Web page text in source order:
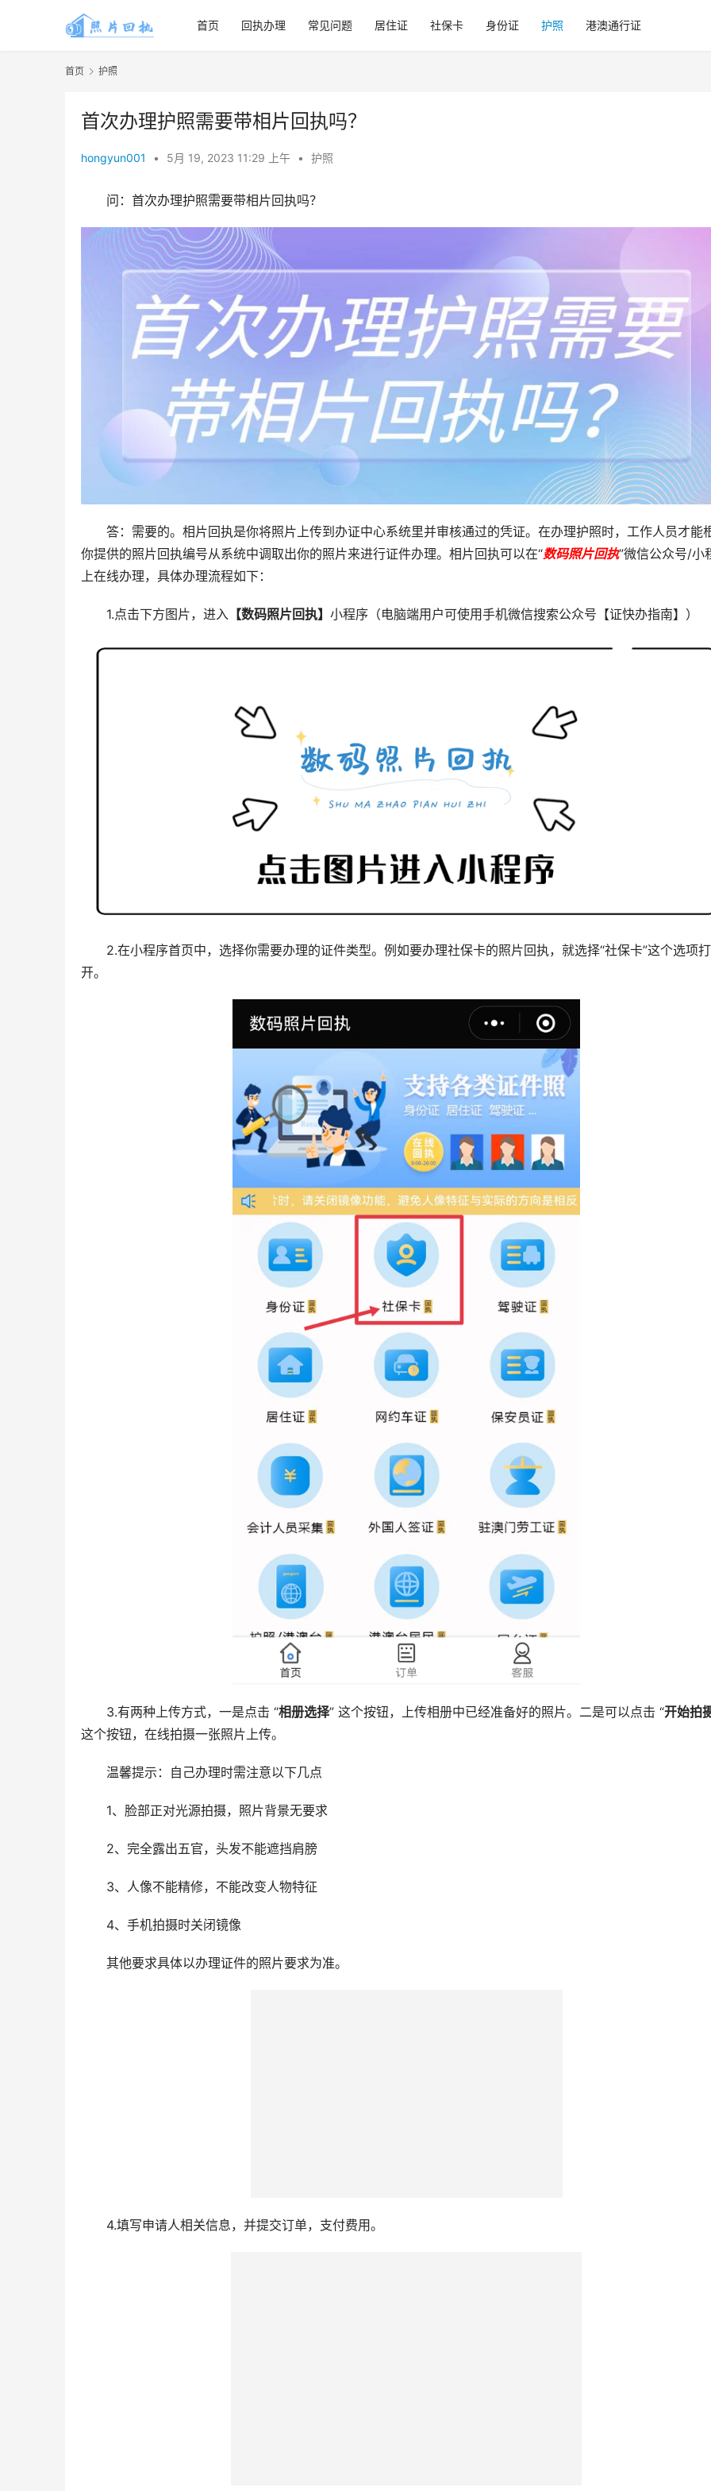
首页 回执办理 常见问题 居住证 社保卡 身份证 护照 港澳通行证
首页 护照
首次办理护照需要带相片回执吗？
hongyun001 • 5月 19, 2023 11:29 上午 • 护照
问：首次办理护照需要带相片回执吗？
答：需要的。相片回执是你将照片上传到办证中心系统里并审核通过的凭证。在办理护照时，工作人员才能
你提供的照片回执编号从系统中调取出你的照片来进行证件办理。相片回执可以在“数码照片回执”微信公众号/小
上在线办理，具体办理流程如下：
1.点击下方图片，进入 【数码照片回执】 小程序（电脑端用户可使用手机微信搜索公众号【证快办指南】）
2.在小程序首页中，选择你需要办理的证件类型。例如要办理社保卡的照片回执，就选择“社保卡”这个选项打
开。
3.有两种上传方式，一是点击 “相册选择” 这个按钮，上传相册中已经准备好的照片。二是可以点击 “开始拍
这个按钮，在线拍摄一张照片上传。
温馨提示：自己办理时需注意以下几点
1、脸部正对光源拍摄，照片背景无要求
2、完全露出五官，头发不能遮挡肩膀
3、人像不能精修，不能改变人物特征
4、手机拍摄时关闭镜像
其他要求具体以办理证件的照片要求为准。